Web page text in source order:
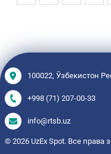
100022, Ўзбекистон
+998 (71) 207-00-33
info@rtsb.uz
© 2026 UzEx Spot. Все